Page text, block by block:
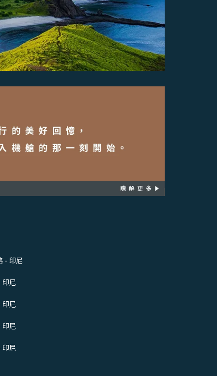
- 印尼
印尼
印尼
印尼
印尼